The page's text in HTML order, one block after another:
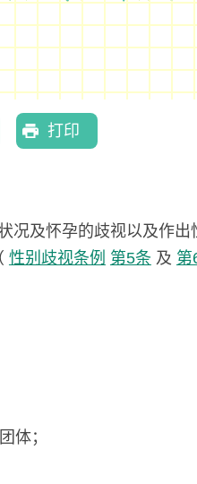
打印
况及怀孕的歧视以及作出
性别歧视条例 第5条及 第
体；